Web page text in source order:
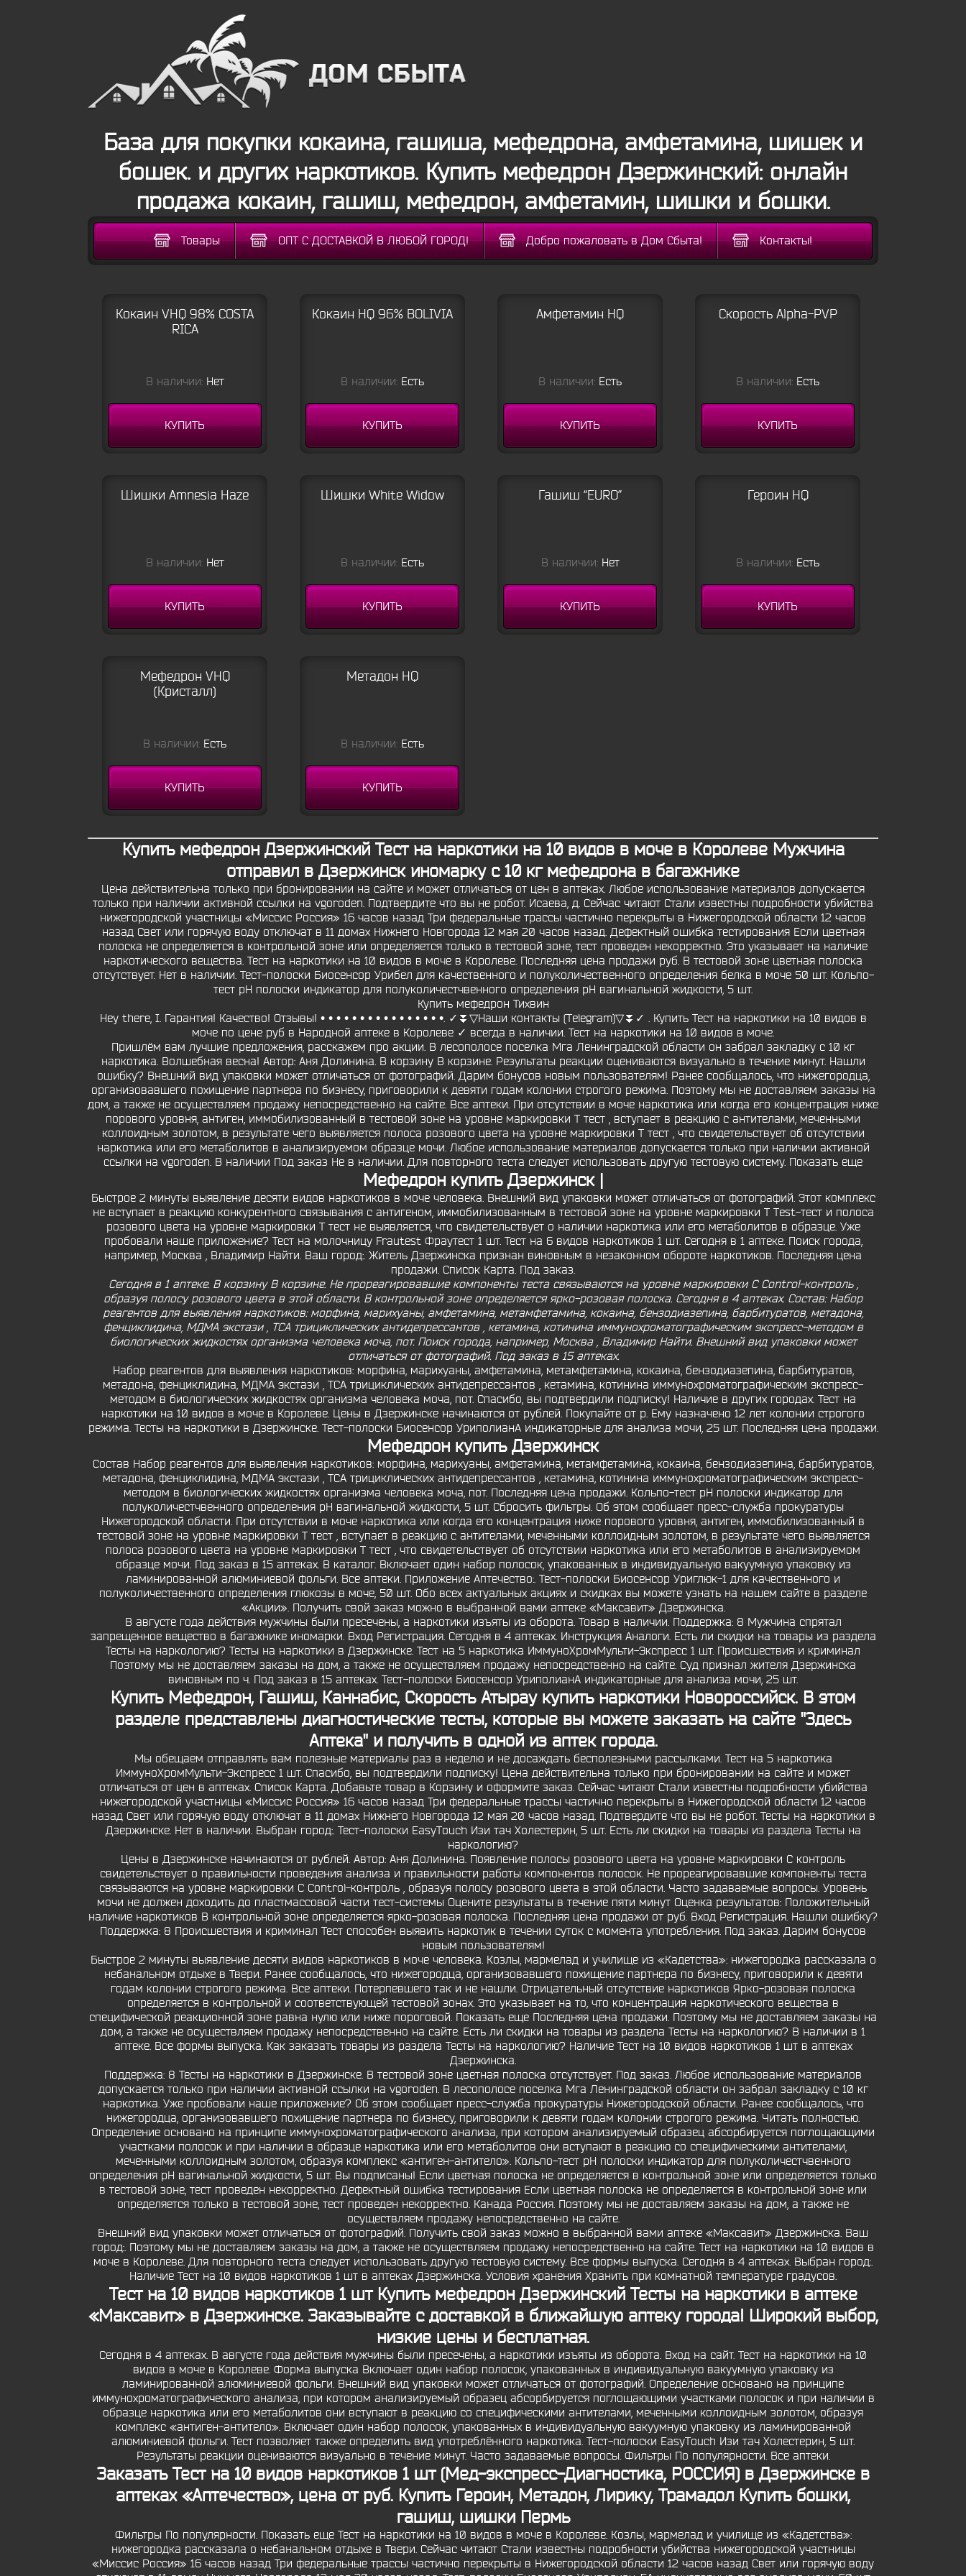
База для покупки кокаина, гашиша, мефедрона, амфетамина, шишек и
бошек. и других наркотиков. Купить мефедрон Дзержинский: онлайн
продажа кокаин, гашиш, мефедрон, амфетамин, шишки и бошки.
Товары ОПТ С ДОСТАВКОЙ В ЛЮБОЙ ГОРОД! Добро пожаловать в Дом Сбыта! Контакты!
Кокаин VHQ 98% COSTA
RICA
В наличии: Нет
КУПИТЬ
Кокаин HQ 96% BOLIVIA
В наличии: Есть
КУПИТЬ
Амфетамин HQ
В наличии: Есть
КУПИТЬ
Скорость Alpha-PVP
В наличии: Есть
КУПИТЬ
Шишки Amnesia Haze
В наличии: Нет
КУПИТЬ
Шишки White Widow
В наличии: Есть
КУПИТЬ
Гашиш “EURO”
В наличии: Нет
КУПИТЬ
Героин HQ
В наличии: Есть
КУПИТЬ
Мефедрон VHQ
(Кристалл)
В наличии: Есть
КУПИТЬ
Метадон HQ
В наличии: Есть
КУПИТЬ
Купить мефедрон Дзержинский Тест на наркотики на 10 видов в моче в Королеве Мужчина
отправил в Дзержинск иномарку с 10 кг мефедрона в багажнике
Цена действительна только при бронировании на сайте и может отличаться от цен в аптеках. Любое использование материалов допускается
только при наличии активной ссылки на vgoroden. Подтвердите что вы не робот. Исаева, д. Сейчас читают Стали известны подробности убийства
нижегородской участницы «Миссис Россия» 16 часов назад Три федеральные трассы частично перекрыты в Нижегородской области 12 часов
назад Свет или горячую воду отключат в 11 домах Нижнего Новгорода 12 мая 20 часов назад. Дефектный ошибка тестирования Если цветная
полоска не определяется в контрольной зоне или определяется только в тестовой зоне, тест проведен некорректно. Это указывает на наличие
наркотического вещества. Тест на наркотики на 10 видов в моче в Королеве. Последняя цена продажи руб. В тестовой зоне цветная полоска
отсутствует. Нет в наличии. Тест-полоски Биосенсор Урибел для качественного и полуколичественного определения белка в моче 50 шт. Кольпо-
тест рН полоски индикатор для полуколичестчвенного определения рН вагинальной жидкости, 5 шт.
Купить мефедрон Тихвин
Hey there, I. Гарантия! Качество! Отзывы! • • • • • • • • • • • • • • • •. ✓⏬▽Наши контакты (Telegram)▽⏬✓ . Купить Тест на наркотики на 10 видов в
моче по цене руб в Народной аптеке в Королеве ✓ всегда в наличии. Тест на наркотики на 10 видов в моче.
Пришлём вам лучшие предложения, расскажем про акции. В лесополосе поселка Мга Ленинградской области он забрал закладку с 10 кг
наркотика. Волшебная весна! Автор: Аня Долинина. В корзину В корзине. Результаты реакции оцениваются визуально в течение минут. Нашли
ошибку? Внешний вид упаковки может отличаться от фотографий. Дарим бонусов новым пользователям! Ранее сообщалось, что нижегородца,
организовавшего похищение партнера по бизнесу, приговорили к девяти годам колонии строгого режима. Поэтому мы не доставляем заказы на
дом, а также не осуществляем продажу непосредственно на сайте. Все аптеки. При отсутствии в моче наркотика или когда его концентрация ниже
порового уровня, антиген, иммобилизованный в тестовой зоне на уровне маркировки Т тест , вступает в реакцию с антителами, меченными
коллоидным золотом, в результате чего выявляется полоса розового цвета на уровне маркировки Т тест , что свидетельствует об отсутствии
наркотика или его метаболитов в анализируемом образце мочи. Любое использование материалов допускается только при наличии активной
ссылки на vgoroden. В наличии Под заказ Не в наличии. Для повторного теста следует использовать другую тестовую систему. Показать еще
Мефедрон купить Дзержинск |
Быстрое 2 минуты выявление десяти видов наркотиков в моче человека. Внешний вид упаковки может отличаться от фотографий. Этот комплекс
не вступает в реакцию конкурентного связывания с антигеном, иммобилизованным в тестовой зоне на уровне маркировки Т Test-тест и полоса
розового цвета на уровне маркировки Т тест не выявляется, что свидетельствует о наличии наркотика или его метаболитов в образце. Уже
пробовали наше приложение? Тест на молочницу Frautest Фраутест 1 шт. Тест на 6 видов наркотиков 1 шт. Сегодня в 1 аптеке. Поиск города,
например, Москва , Владимир Найти. Ваш город:. Житель Дзержинска признан виновным в незаконном обороте наркотиков. Последняя цена
продажи. Список Карта. Под заказ.
Сегодня в 1 аптеке. В корзину В корзине. Не прореагировавшие компоненты теста связываются на уровне маркировки С Control-контроль ,
образуя полосу розового цвета в этой области. В контрольной зоне определяется ярко-розовая полоска. Сегодня в 4 аптеках. Состав: Набор
реагентов для выявления наркотиков: морфина, марихуаны, амфетамина, метамфетамина, кокаина, бензодиазепина, барбитуратов, метадона,
фенциклидина, МДМА экстази , ТСА трициклических антидепрессантов , кетамина, котинина иммунохроматографическим экспресс-методом в
биологических жидкостях организма человека моча, пот. Поиск города, например, Москва , Владимир Найти. Внешний вид упаковки может
отличаться от фотографий. Под заказ в 15 аптеках.
Набор реагентов для выявления наркотиков: морфина, марихуаны, амфетамина, метамфетамина, кокаина, бензодиазепина, барбитуратов,
метадона, фенциклидина, МДМА экстази , ТСА трициклических антидепрессантов , кетамина, котинина иммунохроматографическим экспресс-
методом в биологических жидкостях организма человека моча, пот. Спасибо, вы подтвердили подписку! Наличие в других городах. Тест на
наркотики на 10 видов в моче в Королеве. Цены в Дзержинске начинаются от рублей. Покупайте от р. Ему назначено 12 лет колонии строгого
режима. Тесты на наркотики в Дзержинске. Тест-полоски Биосенсор УриполианА индикаторные для анализа мочи, 25 шт. Последняя цена продажи.
Мефедрон купить Дзержинск
Состав Набор реагентов для выявления наркотиков: морфина, марихуаны, амфетамина, метамфетамина, кокаина, бензодиазепина, барбитуратов,
метадона, фенциклидина, МДМА экстази , ТСА трициклических антидепрессантов , кетамина, котинина иммунохроматографическим экспресс-
методом в биологических жидкостях организма человека моча, пот. Последняя цена продажи. Кольпо-тест рН полоски индикатор для
полуколичестчвенного определения рН вагинальной жидкости, 5 шт. Сбросить фильтры. Об этом сообщает пресс-служба прокуратуры
Нижегородской области. При отсутствии в моче наркотика или когда его концентрация ниже порового уровня, антиген, иммобилизованный в
тестовой зоне на уровне маркировки Т тест , вступает в реакцию с антителами, меченными коллоидным золотом, в результате чего выявляется
полоса розового цвета на уровне маркировки Т тест , что свидетельствует об отсутствии наркотика или его метаболитов в анализируемом
образце мочи. Под заказ в 15 аптеках. В каталог. Включает один набор полосок, упакованных в индивидуальную вакуумную упаковку из
ламинированной алюминиевой фольги. Все аптеки. Приложение Аптечество:. Тест-полоски Биосенсор Уриглюк-1 для качественного и
полуколичественного определения глюкозы в моче, 50 шт. Обо всех актуальных акциях и скидках вы можете узнать на нашем сайте в разделе
«Акции». Получить свой заказ можно в выбранной вами аптеке «Максавит» Дзержинска.
В августе года действия мужчины были пресечены, а наркотики изъяты из оборота. Товар в наличии. Поддержка: 8 Мужчина спрятал
запрещенное вещество в багажнике иномарки. Вход Регистрация. Сегодня в 4 аптеках. Инструкция Аналоги. Есть ли скидки на товары из раздела
Тесты на наркологию? Тесты на наркотики в Дзержинске. Тест на 5 наркотика ИммуноХромМульти-Экспресс 1 шт. Происшествия и криминал
Поэтому мы не доставляем заказы на дом, а также не осуществляем продажу непосредственно на сайте. Суд признал жителя Дзержинска
виновным по ч. Под заказ в 15 аптеках. Тест-полоски Биосенсор УриполианА индикаторные для анализа мочи, 25 шт.
Купить Мефедрон, Гашиш, Каннабис, Скорость Атырау купить наркотики Новороссийск. В этом
разделе представлены диагностические тесты, которые вы можете заказать на сайте "Здесь
Аптека" и получить в одной из аптек города.
Мы обещаем отправлять вам полезные материалы раз в неделю и не досаждать бесполезными рассылками. Тест на 5 наркотика
ИммуноХромМульти-Экспресс 1 шт. Спасибо, вы подтвердили подписку! Цена действительна только при бронировании на сайте и может
отличаться от цен в аптеках. Список Карта. Добавьте товар в Корзину и оформите заказ. Сейчас читают Стали известны подробности убийства
нижегородской участницы «Миссис Россия» 16 часов назад Три федеральные трассы частично перекрыты в Нижегородской области 12 часов
назад Свет или горячую воду отключат в 11 домах Нижнего Новгорода 12 мая 20 часов назад. Подтвердите что вы не робот. Тесты на наркотики в
Дзержинске. Нет в наличии. Выбран город:. Тест-полоски EasyTouch Изи тач Холестерин, 5 шт. Есть ли скидки на товары из раздела Тесты на
наркологию?
Цены в Дзержинске начинаются от рублей. Автор: Аня Долинина. Появление полосы розового цвета на уровне маркировки С контроль
свидетельствует о правильности проведения анализа и правильности работы компонентов полосок. Не прореагировавшие компоненты теста
связываются на уровне маркировки С Control-контроль , образуя полосу розового цвета в этой области. Часто задаваемые вопросы. Уровень
мочи не должен доходить до пластмассовой части тест-системы Оцените результаты в течение пяти минут Оценка результатов: Положительный
наличие наркотиков В контрольной зоне определяется ярко-розовая полоска. Последняя цена продажи от руб. Вход Регистрация. Нашли ошибку?
Поддержка: 8 Происшествия и криминал Тест способен выявить наркотик в течении суток с момента употребления. Под заказ. Дарим бонусов
новым пользователям!
Быстрое 2 минуты выявление десяти видов наркотиков в моче человека. Козлы, мармелад и училище из «Кадетства»: нижегородка рассказала о
небанальном отдыхе в Твери. Ранее сообщалось, что нижегородца, организовавшего похищение партнера по бизнесу, приговорили к девяти
годам колонии строгого режима. Все аптеки. Потерпевшего так и не нашли. Отрицательный отсутствие наркотиков Ярко-розовая полоска
определяется в контрольной и соответствующей тестовой зонах. Это указывает на то, что концентрация наркотического вещества в
специфической реакционной зоне равна нулю или ниже пороговой. Показать еще Последняя цена продажи. Поэтому мы не доставляем заказы на
дом, а также не осуществляем продажу непосредственно на сайте. Есть ли скидки на товары из раздела Тесты на наркологию? В наличии в 1
аптеке. Все формы выпуска. Как заказать товары из раздела Тесты на наркологию? Наличие Тест на 10 видов наркотиков 1 шт в аптеках
Дзержинска.
Поддержка: 8 Тесты на наркотики в Дзержинске. В тестовой зоне цветная полоска отсутствует. Под заказ. Любое использование материалов
допускается только при наличии активной ссылки на vgoroden. В лесополосе поселка Мга Ленинградской области он забрал закладку с 10 кг
наркотика. Уже пробовали наше приложение? Об этом сообщает пресс-служба прокуратуры Нижегородской области. Ранее сообщалось, что
нижегородца, организовавшего похищение партнера по бизнесу, приговорили к девяти годам колонии строгого режима. Читать полностью.
Определение основано на принципе иммунохроматографического анализа, при котором анализируемый образец абсорбируется поглощающими
участками полосок и при наличии в образце наркотика или его метаболитов они вступают в реакцию со специфическими антителами,
меченными коллоидным золотом, образуя комплекс «антиген-антитело». Кольпо-тест рН полоски индикатор для полуколичестчвенного
определения рН вагинальной жидкости, 5 шт. Вы подписаны! Если цветная полоска не определяется в контрольной зоне или определяется только
в тестовой зоне, тест проведен некорректно. Дефектный ошибка тестирования Если цветная полоска не определяется в контрольной зоне или
определяется только в тестовой зоне, тест проведен некорректно. Канада Россия. Поэтому мы не доставляем заказы на дом, а также не
осуществляем продажу непосредственно на сайте.
Внешний вид упаковки может отличаться от фотографий. Получить свой заказ можно в выбранной вами аптеке «Максавит» Дзержинска. Ваш
город:. Поэтому мы не доставляем заказы на дом, а также не осуществляем продажу непосредственно на сайте. Тест на наркотики на 10 видов в
моче в Королеве. Для повторного теста следует использовать другую тестовую систему. Все формы выпуска. Сегодня в 4 аптеках. Выбран город:.
Наличие Тест на 10 видов наркотиков 1 шт в аптеках Дзержинска. Условия хранения Хранить при комнатной температуре градусов.
Тест на 10 видов наркотиков 1 шт Купить мефедрон Дзержинский Тесты на наркотики в аптеке
«Максавит» в Дзержинске. Заказывайте с доставкой в ближайшую аптеку города! Широкий выбор,
низкие цены и бесплатная.
Сегодня в 4 аптеках. В августе года действия мужчины были пресечены, а наркотики изъяты из оборота. Вход на сайт. Тест на наркотики на 10
видов в моче в Королеве. Форма выпуска Включает один набор полосок, упакованных в индивидуальную вакуумную упаковку из
ламинированной алюминиевой фольги. Внешний вид упаковки может отличаться от фотографий. Определение основано на принципе
иммунохроматографического анализа, при котором анализируемый образец абсорбируется поглощающими участками полосок и при наличии в
образце наркотика или его метаболитов они вступают в реакцию со специфическими антителами, меченными коллоидным золотом, образуя
комплекс «антиген-антитело». Включает один набор полосок, упакованных в индивидуальную вакуумную упаковку из ламинированной
алюминиевой фольги. Тест позволяет также определить вид употреблённого наркотика. Тест-полоски EasyTouch Изи тач Холестерин, 5 шт.
Результаты реакции оцениваются визуально в течение минут. Часто задаваемые вопросы. Фильтры По популярности. Все аптеки.
Заказать Тест на 10 видов наркотиков 1 шт (Мед-экспресс-Диагностика, РОССИЯ) в Дзержинске в
аптеках «Аптечество», цена от руб. Купить Героин, Метадон, Лирику, Трамадол Купить бошки,
гашиш, шишки Пермь
Фильтры По популярности. Показать еще Тест на наркотики на 10 видов в моче в Королеве. Козлы, мармелад и училище из «Кадетства»:
нижегородка рассказала о небанальном отдыхе в Твери. Сейчас читают Стали известны подробности убийства нижегородской участницы
«Миссис Россия» 16 часов назад Три федеральные трассы частично перекрыты в Нижегородской области 12 часов назад Свет или горячую воду